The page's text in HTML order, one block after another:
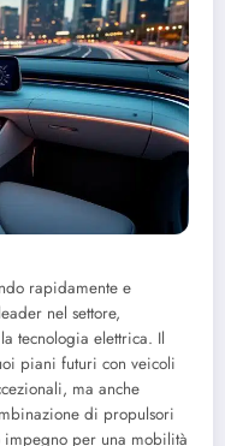
rapidamente e
nel settore,
tecnologia elettrica. Il
piani futuri con veicoli
ma anche
di propulsori
per una mobilità